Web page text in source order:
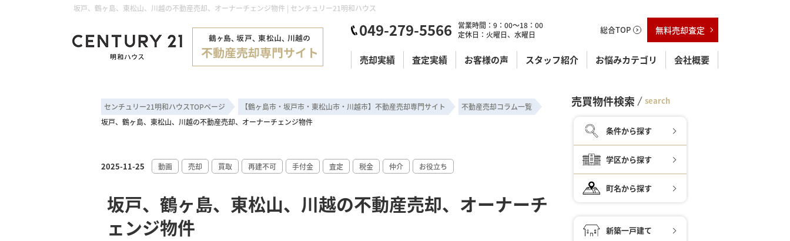
坂戸、鶴ヶ島、東松山、川越の不動産売却、オーナーチェンジ物件 | センチュリー21明和ハウス
049-279-5566
営業時間：9：00～18：00
定休日：火曜日、水曜日
総合TOP 無料売却査定
売却実績 査定実績 お客様の声 スタッフ紹介 お悩みカテゴリ 会社概要
センチュリー21明和ハウスTOPページ 【鶴ヶ島市・坂戸市・東松山市・川越市】不動産売却専門サイト
不動産売却コラム一覧
坂戸、鶴ヶ島、東松山、川越の不動産売却、オーナーチェンジ物件
2025-11-25 動画 売却 買取 再建不可 手付金 査定 税金 仲介 お役立ち
坂戸、鶴ヶ島、東松山、川越の不動産売却、オーナーチ
ェンジ物件
売買物件検索 search
条件から探す
学区から探す
町名から探す
新築一戸建て